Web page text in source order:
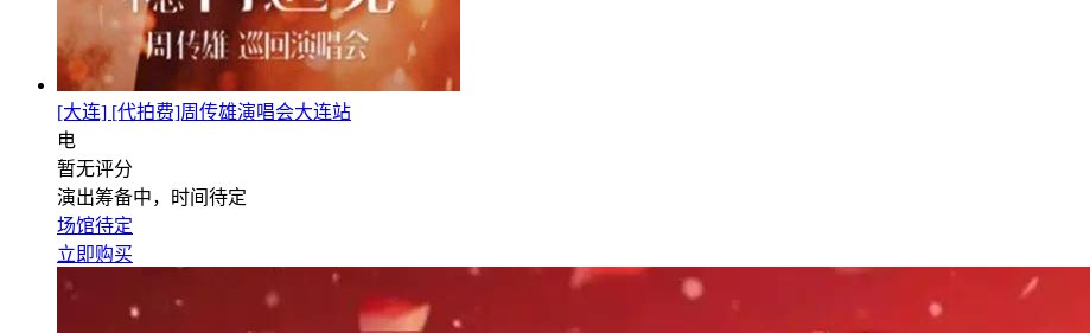
[大连] [代拍费]周传雄演唱会大连站
电
暂无评分
演出筹备中，时间待定
场馆待定
立即购买